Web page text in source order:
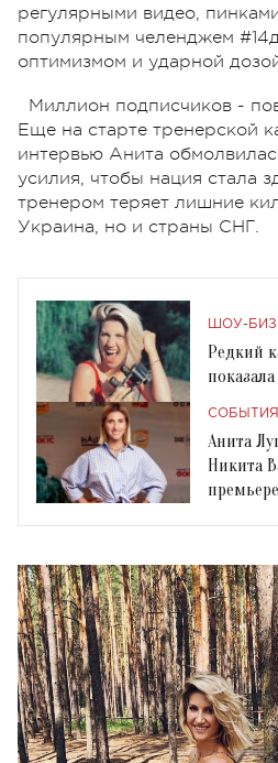
регулярными видео,
популярным челенджем
оптимизмом и ударной
Миллион подписчиков -
Еще на старте тренерской
интервью Анита
усилия, чтобы нация стала
тренером теряет лишние
Украина, но и страны СНГ.
ШОУ-
Редкий
СОБЫТИЯ
Анита
Никита